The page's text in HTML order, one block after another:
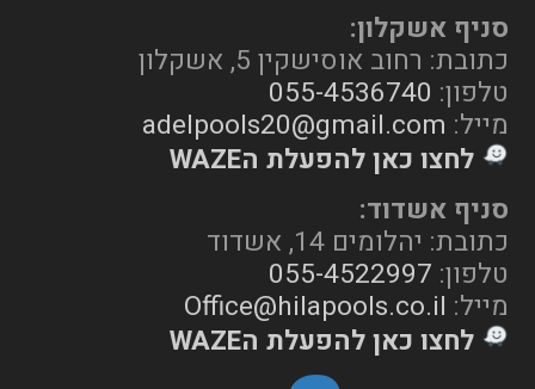
סניף אשקלון:
כתובת: רחוב אוסישקין 5, אשקלון
טלפון: 055-4536740
מייל: adelpools20@gmail.com
לחצו כאן להפעלת הWAZE
סניף אשדוד:
כתובת: יהלומים 14, אשדוד
טלפון: 055-4522997
מייל: Office@hilapools.co.il
לחצו כאן להפעלת הWAZE